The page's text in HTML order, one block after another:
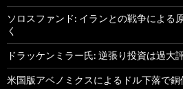
ソロスファンド: イランとの戦争による
く
ドラッケンミラー氏: 逆張り投資は過大
米国版アベノミクスによるドル下落で銅